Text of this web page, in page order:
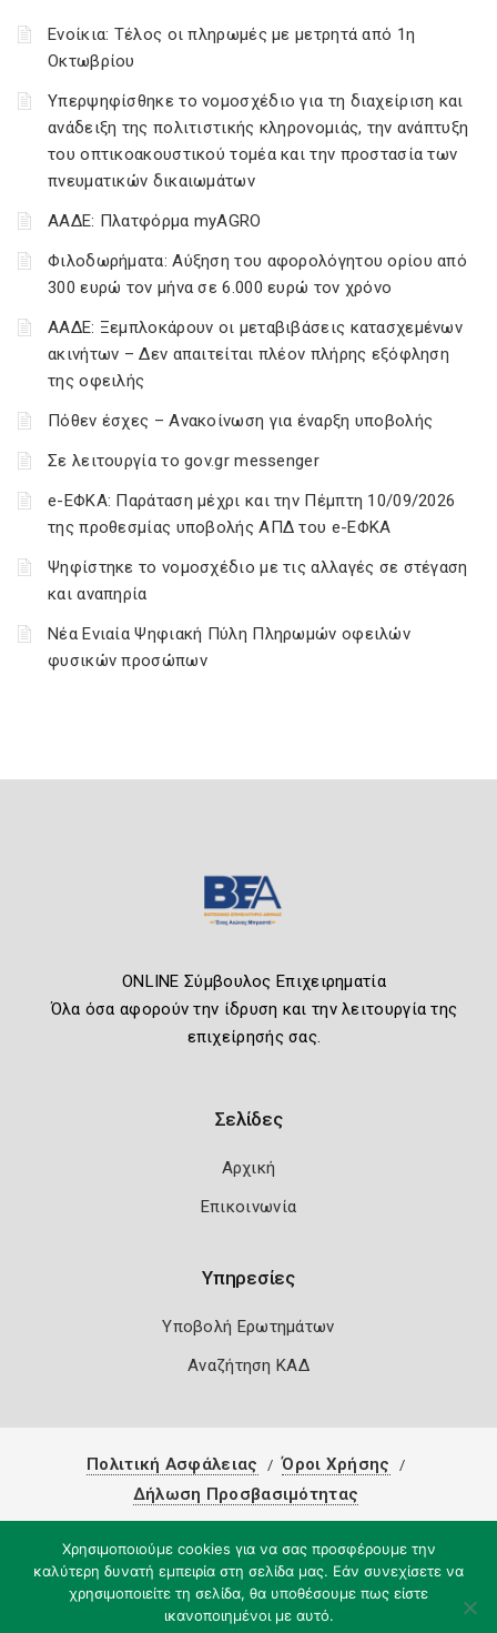
Ενοίκια: Τέλος οι πληρωμές με μετρητά από 1η
Οκτωβρίου
Υπερψηφίσθηκε το νομοσχέδιο για τη διαχείριση και
ανάδειξη της πολιτιστικής κληρονομιάς, την ανάπτυξη
του οπτικοακουστικού τομέα και την προστασία των
πνευματικών δικαιωμάτων
ΑΑΔΕ: Πλατφόρμα myAGRO
Φιλοδωρήματα: Αύξηση του αφορολόγητου ορίου από
300 ευρώ τον μήνα σε 6.000 ευρώ τον χρόνο
ΑΑΔΕ: Ξεμπλοκάρουν οι μεταβιβάσεις κατασχεμένων
ακινήτων – Δεν απαιτείται πλέον πλήρης εξόφληση
της οφειλής
Πόθεν έσχες – Ανακοίνωση για έναρξη υποβολής
Σε λειτουργία το gov.gr messenger
e-ΕΦΚΑ: Παράταση μέχρι και την Πέμπτη 10/09/2026
της προθεσμίας υποβολής ΑΠΔ του e-ΕΦΚΑ
Ψηφίστηκε το νομοσχέδιο με τις αλλαγές σε στέγαση
και αναπηρία
Νέα Ενιαία Ψηφιακή Πύλη Πληρωμών οφειλών
φυσικών προσώπων
ONLINE Σύμβουλος Επιχειρηματία
Όλα όσα αφορούν την ίδρυση και την λειτουργία της
επιχείρησής σας.
Σελίδες
Αρχική
Επικοινωνία
Υπηρεσίες
Υποβολή Ερωτημάτων
Αναζήτηση ΚΑΔ
Πολιτική Ασφάλειας
Όροι Χρήσης
Δήλωση Προσβασιμότητας
Χρησιμοποιούμε cookies για να σας προσφέρουμε την
καλύτερη δυνατή εμπειρία στη σελίδα μας. Εάν συνεχίσετε να
χρησιμοποιείτε τη σελίδα, θα υποθέσουμε πως είστε
ικανοποιημένοι με αυτό.